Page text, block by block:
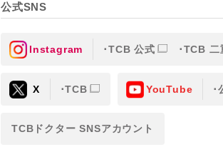
【利用目的】の達成のため
【外部委託について】
公式SNS
Instagram TCB 公式 TCB 二
X TCB YouTube
TCBドクター SNSアカウント